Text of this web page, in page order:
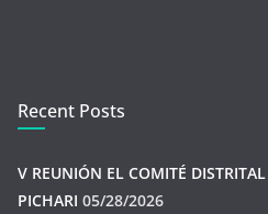
Recent Posts
V REUNIÓN EL COMITÉ
PICHARI 05/28/2026